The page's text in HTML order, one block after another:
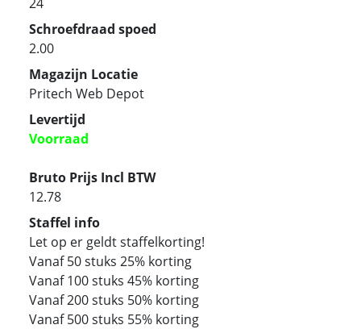
Schroefdraad spoed
2.00
Magazijn Locatie
Pritech Web Depot
Levertijd
Voorraad
Bruto Prijs Incl BTW
12.78
Staffel info
Let op er geldt staffelkorting!
Vanaf 50 stuks 25% korting
Vanaf 100 stuks 45% korting
Vanaf 200 stuks 50% korting
Vanaf 500 stuks 55% korting